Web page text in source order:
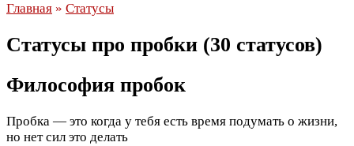
Главная » Статусы
Статусы про пробки (30 статусов)
Философия пробок
Пробка — это когда у тебя есть время подумать о жизни,
но нет сил это делать